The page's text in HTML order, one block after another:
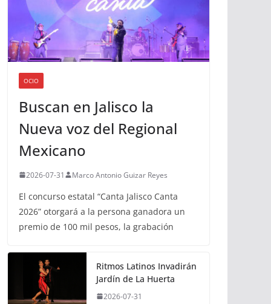
OCIO
Buscan en Jalisco la
Nueva voz del Regional
Mexicano
2026-07-31 Marco Antonio Guizar Reyes
El concurso estatal “Canta Jalisco Canta
2026” otorgará a la persona ganadora un
premio de 100 mil pesos, la grabación
Ritmos Latinos Invadirán
Jardín de La Huerta
2026-07-31